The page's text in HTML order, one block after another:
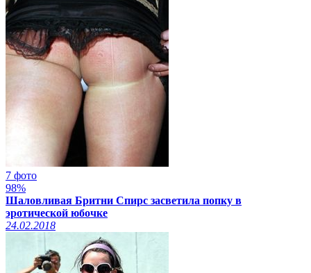
7 фото
98%
Шаловливая Бритни Спирс засветила попку в
эротической юбочке
24.02.2018